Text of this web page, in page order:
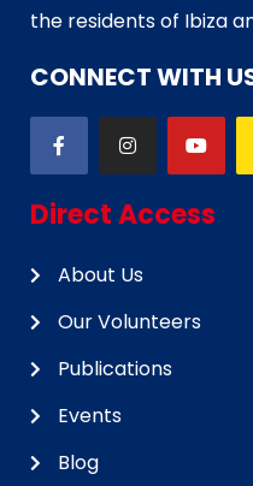
the residents of Ibiza
CONNECT WITH
Direct Access
About Us
Our Volunteers
Publications
Events
Blog